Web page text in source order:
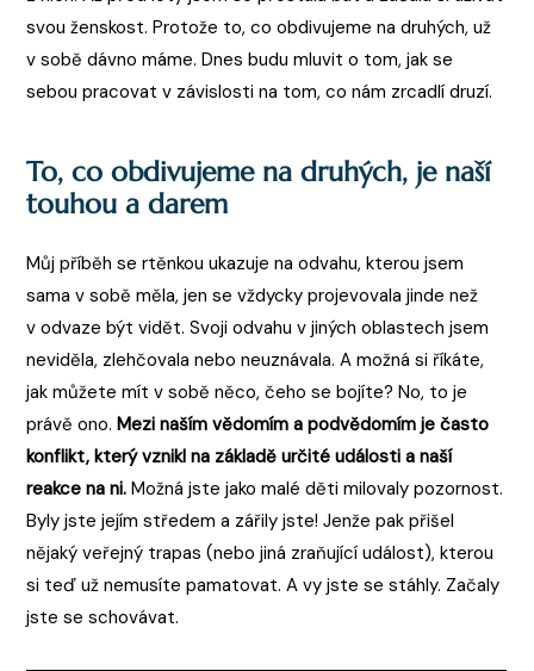
svou ženskost. Protože to, co obdivujeme na druhých, už
v sobě dávno máme. Dnes budu mluvit o tom, jak se
sebou pracovat v závislosti na tom, co nám zrcadlí druzí.
To, co obdivujeme na druhých, je naší
touhou a darem
Můj příběh se rtěnkou ukazuje na odvahu, kterou jsem
sama v sobě měla, jen se vždycky projevovala jinde než
v odvaze být vidět. Svoji odvahu v jiných oblastech jsem
neviděla, zlehčovala nebo neuznávala. A možná si říkáte,
jak můžete mít v sobě něco, čeho se bojíte? No, to je
právě ono.Mezi naším vědomím a podvědomím je často
konflikt, který vznikl na základě určité události a naší
reakce na ni. Možná jste jako malé děti milovaly pozornost.
Byly jste jejím středem a zářily jste! Jenže pak přišel
nějaký veřejný trapas (nebo jiná zraňující událost), kterou
si teď už nemusíte pamatovat. A vy jste se stáhly. Začaly
jste se schovávat.